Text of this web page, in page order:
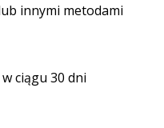
innymi metodami
ciągu 30 dni